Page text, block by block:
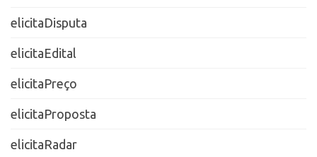
elicitaDisputa
elicitaEdital
elicitaPreço
elicitaProposta
elicitaRadar